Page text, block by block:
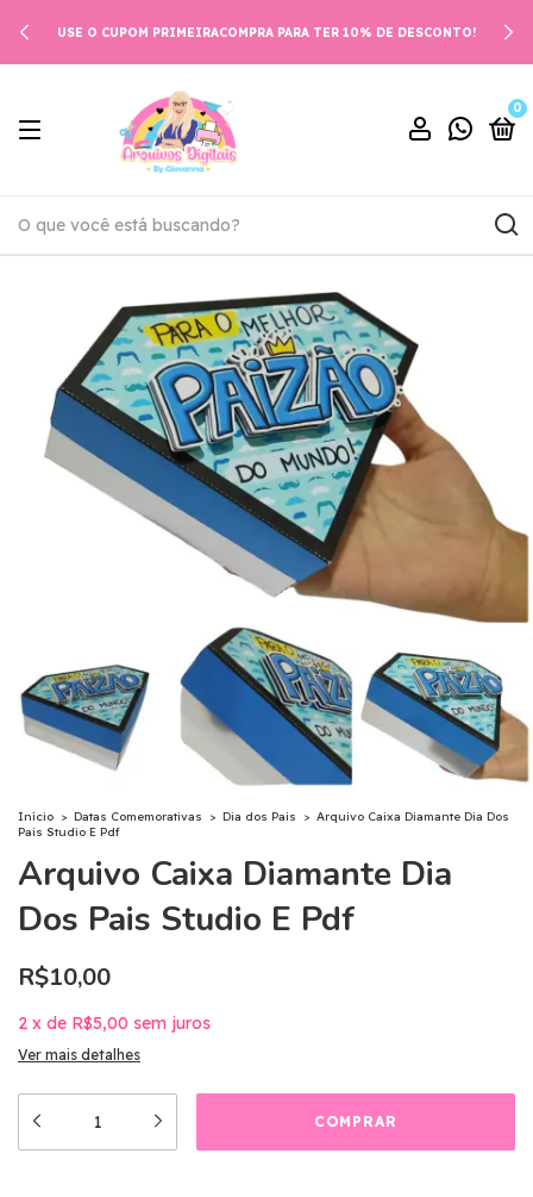
USE O CUPOM PRIMEIRACOMPRA PARA TER 10% DE DESCONTO!
0
Início > Datas Comemorativas > Dia dos Pais > Arquivo Caixa Diamante Dia Dos
Pais Studio E Pdf
Arquivo Caixa Diamante Dia
Dos Pais Studio E Pdf
R$10,00
2 x de R$5,00 sem juros
Ver mais detalhes